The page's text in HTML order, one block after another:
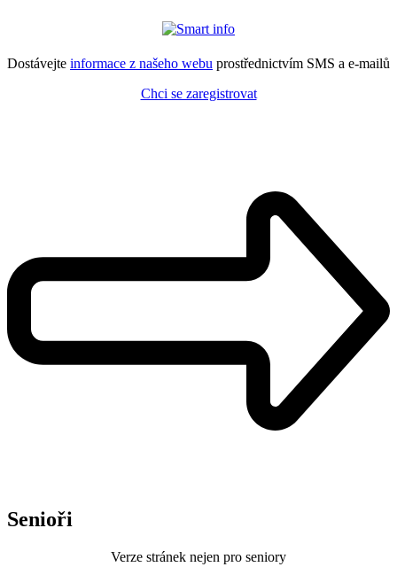
Dostávejte informace z našeho webu prostřednictvím SMS a e-mailů
Chci se zaregistrovat
Senioři
Verze stránek nejen pro seniory